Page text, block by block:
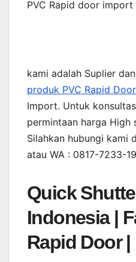
PVC Rapid door import
kami adalah Suplier dan
produk PVC Rapid Door
Import. Untuk
permintaan harga High
Silahkan hubungi kami
atau WA : 0817-7233-
Quick
Indonesia |
Rapid Door |